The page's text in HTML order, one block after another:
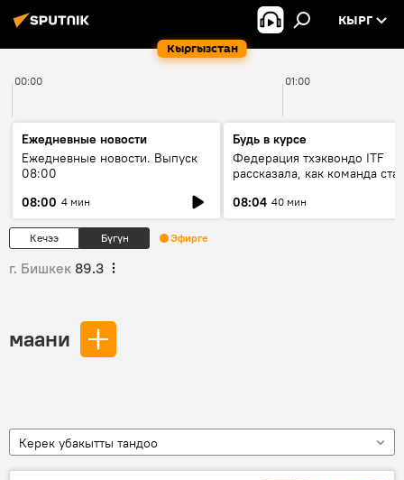
Кыргызстан
КЫРГ
00:00 01:00
Ежедневные новости
Ежедневные новости. Выпуск
08:00
08:00 4 мин
Будь в курсе
Федерация тхэквондо ITF
рассказала, как команда
08:04 40 мин
Кечээ Бүгүн Эфирге
г. Бишкек 89.3
маани
Керек убакытты тандоо